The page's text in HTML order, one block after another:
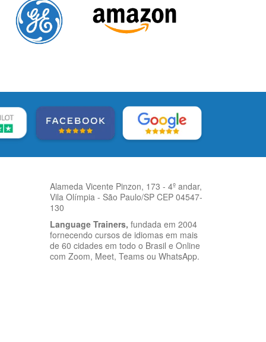
Alameda Vicente Pinzon, 173 - 4º andar,
Vila Olímpia - São Paulo/SP CEP 04547-
130
Language Trainers, fundada em 2004
fornecendo cursos de idiomas em mais
de 60 cidades em todo o Brasil e Online
com Zoom, Meet, Teams ou WhatsApp.